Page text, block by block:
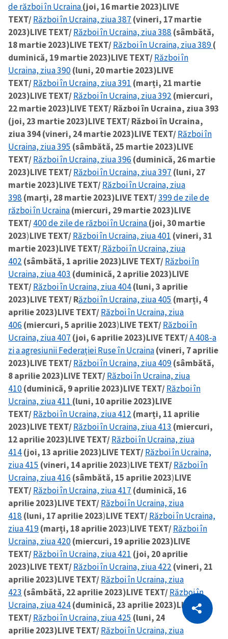
Copiază Link
de război în Ucraina(joi, 16 martie 2023)LIVE
TEXT/Război în Ucraina, ziua 387 (vineri, 17 martie
2023)LIVE TEXT/Război în Ucraina, ziua 388 (sâmbătă,
18 martie 2023)LIVE TEXT/Război în Ucraina, ziua 389(
duminică, 19 martie 2023)LIVE TEXT/Război în
Ucraina, ziua 390(luni, 20 martie 2023)LIVE
TEXT/Război în Ucraina, ziua 391 (marți, 21 martie
2023)LIVE TEXT/Război în Ucraina, ziua 392 (miercuri,
22 martie 2023)LIVE TEXT/ Război în Ucraina, ziua 393
(joi, 23 martie 2023)LIVE TEXT/ Război în Ucraina,
ziua 394 (vineri, 24 martie 2023)LIVE TEXT/Război în
Ucraina, ziua 395 (sâmbătă, 25 martie 2023)LIVE
TEXT/Război în Ucraina, ziua 396 (duminică, 26 martie
2023)LIVE TEXT/Război în Ucraina, ziua 397 (luni, 27
martie 2023)LIVE TEXT/Război în Ucraina, ziua
398 (marți, 28 martie 2023)LIVE TEXT/399 de zile de
război în Ucraina(miercuri, 29 martie 2023)LIVE
TEXT/400 de zile de război în Ucraina(joi, 30 martie
2023)LIVE TEXT/Război în Ucraina, ziua 401 (vineri, 31
martie 2023)LIVE TEXT/Război în Ucraina, ziua
402 (sâmbătă, 1 aprilie 2023)LIVE TEXT/Război în
Ucraina, ziua 403 (duminică, 2 aprilie 2023)LIVE
TEXT/Război în Ucraina, ziua 404(luni, 3 aprilie
2023)LIVE TEXT/ Război în Ucraina, ziua 405 (marți, 4
aprilie 2023)LIVE TEXT/Război în Ucraina, ziua
406 (miercuri, 5 aprilie 2023)LIVE TEXT/Război în
Ucraina, ziua 407 (joi, 6 aprilie 2023)LIVE TEXT/A 408-a
zi a agresiunii Federației Ruse în Ucraina(vineri, 7 aprilie
2023)LIVE TEXT/Război în Ucraina, ziua 409(sâmbătă,
8 aprilie 2023)LIVE TEXT/Război în Ucraina, ziua
410(duminică, 9 aprilie 2023)LIVE TEXT/Război în
Ucraina, ziua 411 (luni, 10 aprilie 2023)LIVE
TEXT/Război în Ucraina, ziua 412 (marți, 11 aprilie
2023)LIVE TEXT/Război în Ucraina, ziua 413 (miercuri,
12 aprilie 2023)LIVE TEXT/Război în Ucraina, ziua
414(joi, 13 aprilie 2023)LIVE TEXT/Război în Ucraina,
ziua 415 (vineri, 14 aprilie 2023)LIVE TEXT/Război în
Ucraina, ziua 416 (sâmbătă, 15 aprilie 2023)LIVE
TEXT/Război în Ucraina, ziua 417 (duminică, 16
aprilie 2023)LIVE TEXT/Război în Ucraina, ziua
418 (luni, 17 aprilie 2023)LIVE TEXT/Război în Ucraina,
ziua 419(marți, 18 aprilie 2023)LIVE TEXT/Război în
Ucraina, ziua 420(miercuri, 19 aprilie 2023)LIVE
TEXT/Război în Ucraina, ziua 421 (joi, 20 aprilie
2023)LIVE TEXT/Război în Ucraina, ziua 422 (vineri, 21
aprilie 2023)LIVE TEXT/Război în Ucraina, ziua
423 (sâmbătă, 22 aprilie 2023)LIVE TEXT/Război în
Ucraina, ziua 424(duminică, 23 aprilie 2023)LIVE
TEXT/Război în Ucraina, ziua 425 (luni, 24
aprilie 2023)LIVE TEXT/Război în Ucraina, ziua
Citește articolul
CITEȘTE